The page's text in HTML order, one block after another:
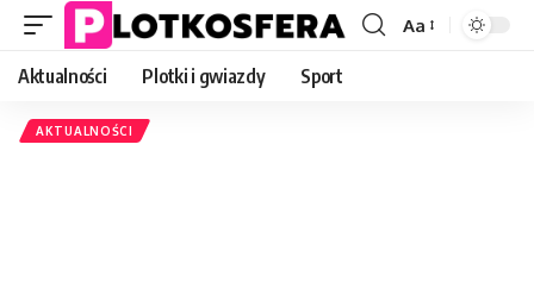
Font
Aa
Aktualności Plotki i gwiazdy Sport
AKTUALNOŚCI